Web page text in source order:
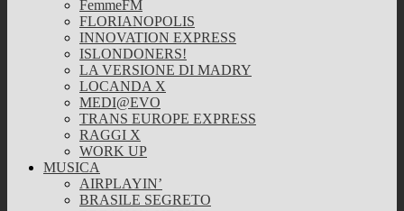
FemmeFM
FLORIANOPOLIS
INNOVATION EXPRESS
ISLONDONERS!
LA VERSIONE DI MADRY
LOCANDA X
MEDI@EVO
TRANS EUROPE EXPRESS
RAGGI X
WORK UP
MUSICA
AIRPLAYIN’
BRASILE SEGRETO